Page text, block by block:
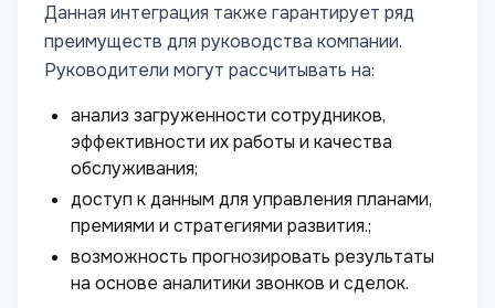
Данная интеграция также гарантирует ряд
преимуществ для руководства компании.
Руководители могут рассчитывать на:
анализ загруженности сотрудников,
эффективности их работы и качества
обслуживания;
доступ к данным для управления планами,
премиями и стратегиями развития.;
возможность прогнозировать результаты
на основе аналитики звонков и сделок.